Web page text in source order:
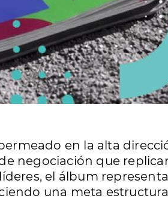
en la alta
negociación que
el álbum
una meta